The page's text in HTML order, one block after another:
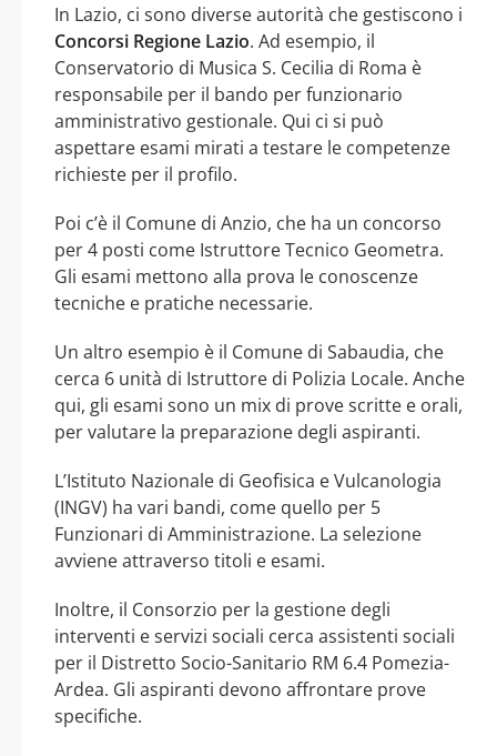
In Lazio, ci sono diverse autorità che gestiscono i
Concorsi Regione Lazio. Ad esempio, il
Conservatorio di Musica S. Cecilia di Roma è
responsabile per il bando per funzionario
amministrativo gestionale. Qui ci si può
aspettare esami mirati a testare le competenze
richieste per il profilo.
Poi c’è il Comune di Anzio, che ha un concorso
per 4 posti come Istruttore Tecnico Geometra.
Gli esami mettono alla prova le conoscenze
tecniche e pratiche necessarie.
Un altro esempio è il Comune di Sabaudia, che
cerca 6 unità di Istruttore di Polizia Locale. Anche
qui, gli esami sono un mix di prove scritte e orali,
per valutare la preparazione degli aspiranti.
L’Istituto Nazionale di Geofisica e Vulcanologia
(INGV) ha vari bandi, come quello per 5
Funzionari di Amministrazione. La selezione
avviene attraverso titoli e esami.
Inoltre, il Consorzio per la gestione degli
interventi e servizi sociali cerca assistenti sociali
per il Distretto Socio-Sanitario RM 6.4 Pomezia-
Ardea. Gli aspiranti devono affrontare prove
specifiche.